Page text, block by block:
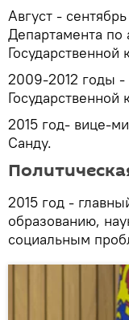
Август -
Департамента по
2009-2012 годы -
2015 год- вице-
Санду.
2015 год -
образованию,
социальным